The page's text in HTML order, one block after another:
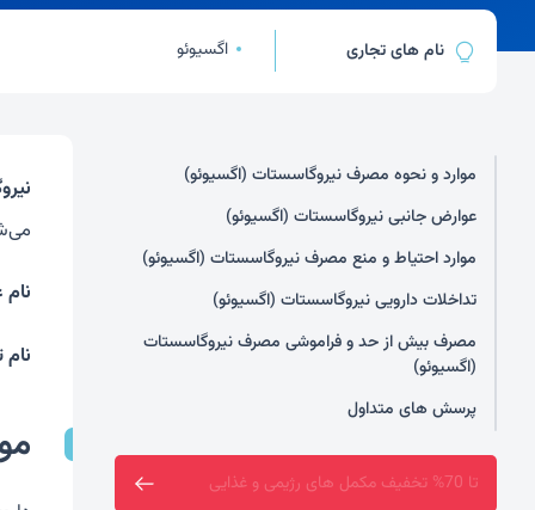
نام های تجاری اگسیوئو
موارد و نحوه مصرف نیروگاسستات (اگسیوئو)
عوارض جانبی نیروگاسستات (اگسیوئو)
موارد احتیاط و منع مصرف نیروگاسستات (اگسیوئو)
تداخلات دارویی نیروگاسستات (اگسیوئو)
مصرف بیش از حد و فراموشی مصرف نیروگاسستات
(اگسیوئو)
پرسش های متداول
ارسال رایگان خرید بالای دو میلیون تومان